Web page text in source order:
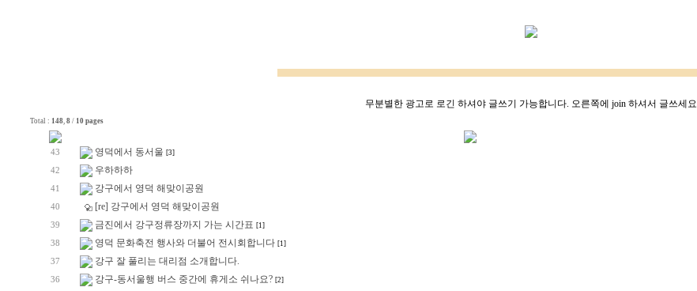
무분별한 광고로 로긴 하셔야 글쓰기 가능합니다. 오른쪽에 join 하셔서 글쓰세요
Total : 148, 8 / 10 pages
43 영덕에서 동서울 [3]
42 우하하하
41 강구에서 영덕 해맞이공원
40 [re] 강구에서 영덕 해맞이공원
39 금진에서 강구정류장까지 가는 시간표 [1]
38 영덕 문화축전 행사와 더불어 전시회합니다 [1]
37 강구 잘 풀리는 대리점 소개합니다.
36 강구-동서울행 버스 중간에 휴게소 쉬나요? [2]